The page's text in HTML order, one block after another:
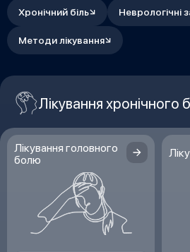
Лікування хронічного
Лікування головного
болю
Хронічний біль Неврологічні
Методи лікування